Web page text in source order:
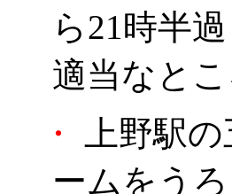
ら21時半過
適当なと
・
上野駅
ームをう